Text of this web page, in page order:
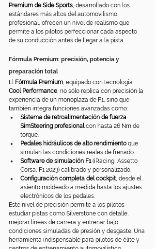
Premium de Side Sports, desarrollado con los
estándares más altos del automovilismo
profesional, ofrecen un nivel de realismo que
permite a los pilotos perfeccionar cada aspecto
de su conducción antes de llegar a la pista.
Fórmula Premium: precisión, potencia y
preparación total
El Fórmula Premium, equipado con tecnología
Cool Performance, no sólo replica con precisión la
experiencia de un monoplaza de F1, sino que
también integra funciones avanzadas como:
Sistema de retroalimentación de fuerza
SimSteering profesional con hasta 26 Nm de
torque.
Pedales hidráulicos de alto rendimiento que
simulan las condiciones reales de frenado.
Software de simulación F1 (iRacing, Assetto
Corsa, F1 2023) calibrado y personalizado.
Configuración completa del cockpit, desde el
asiento moldeado a medida hasta los ajustes
electrónicos de los pedales.
Este nivel de precisión permite a los pilotos
estudiar pistas como Silverstone con detalle,
mejorar líneas de carrera y entrenar bajo
condiciones simuladas de presión y desgaste. Una
herramienta indispensable para pilotos de élite y